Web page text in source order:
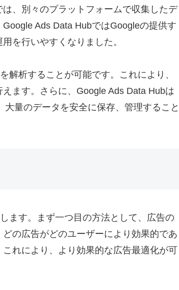
、別々のプラットフォームで収集したデ
Ads Data HubではGoogleの提供す
を行いやすくなりました。
解析することが可能です。これにより、
ます。さらに、Google Ads Data Hubは
量のデータを安全に保存、管理すること
ます。まず一つ目の方法として、広告の
の広告がどのユーザーにより効果的であ
れにより、より効果的な広告最適化が可